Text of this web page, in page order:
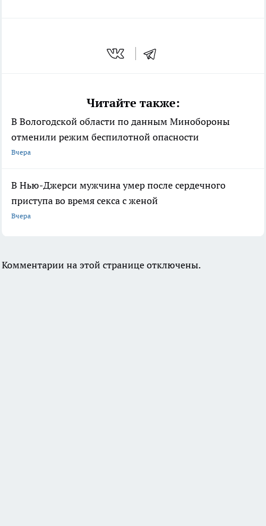
Читайте также:
В Вологодской области по данным Минобороны
отменили режим беспилотной опасности
Вчера
В Нью-Джерси мужчина умер после сердечного
приступа во время секса с женой
Вчера
Комментарии на этой странице отключены.